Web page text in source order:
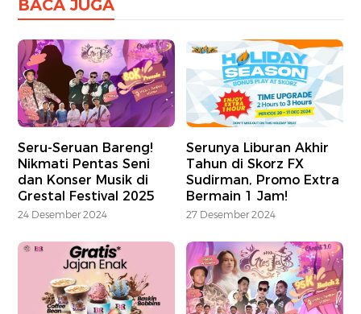
BACA JUGA
Seru-Seruan Bareng!
Nikmati Pentas Seni
dan Konser Musik di
Grestal Festival 2025
24 Desember 2024
Serunya Liburan Akhir
Tahun di Skorz FX
Sudirman, Promo Extra
Bermain 1 Jam!
27 Desember 2024